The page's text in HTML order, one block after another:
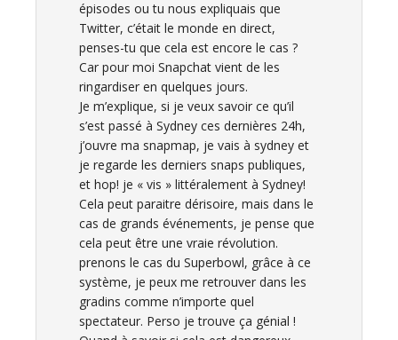
épisodes ou tu nous expliquais que
Twitter, c’était le monde en direct,
penses-tu que cela est encore le cas ?
Car pour moi Snapchat vient de les
ringardiser en quelques jours.
Je m’explique, si je veux savoir ce qu’il
s’est passé à Sydney ces dernières 24h,
j’ouvre ma snapmap, je vais à sydney et
je regarde les derniers snaps publiques,
et hop! je « vis » littéralement à Sydney!
Cela peut paraitre dérisoire, mais dans le
cas de grands événements, je pense que
cela peut être une vraie révolution.
prenons le cas du Superbowl, grâce à ce
système, je peux me retrouver dans les
gradins comme n’importe quel
spectateur. Perso je trouve ça génial !